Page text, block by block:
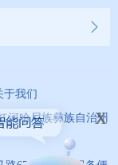
于我们
河哈尼族彝族自治州
x